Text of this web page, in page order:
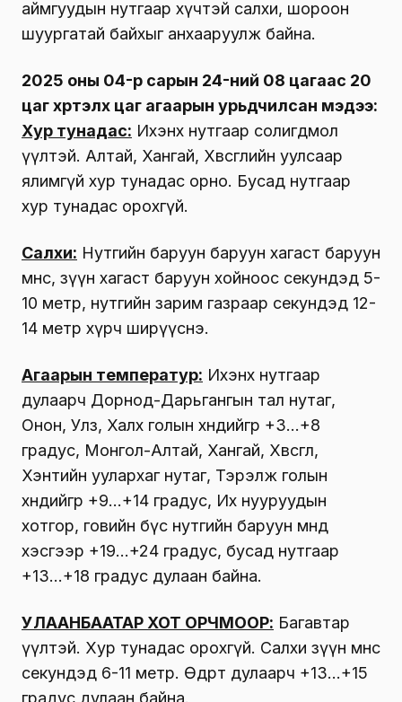
аймгуудын нутгаар хүчтэй салхи, шороон
шуургатай байхыг анхааруулж байна.
2025 оны 04-р сарын 24-ний 08 цагаас 20
цаг хүртэлх цаг агаарын урьдчилсан мэдээ:
Хур тунадас: Ихэнх нутгаар солигдмол
үүлтэй. Алтай, Хангай, Хөвсгөлийн уулсаар
ялимгүй хур тунадас орно. Бусад нутгаар
хур тунадас орохгүй.
Салхи: Нутгийн баруун баруун хагаст баруун
өмнөөс, зүүн хагаст баруун хойноос секундэд 5-
10 метр, нутгийн зарим газраар секундэд 12-
14 метр хүрч ширүүснэ.
Агаарын температур: Ихэнх нутгаар
дулаарч Дорнод-Дарьгангын тал нутаг,
Онон, Улз, Халх голын хөндийгөөр +3…+8
градус, Монгол-Алтай, Хангай, Хөвсгөл,
Хэнтийн уулархаг нутаг, Тэрэлж голын
хөндийгөөр +9…+14 градус, Их нууруудын
хотгор, говийн бүс нутгийн баруун өмнөд
хэсгээр +19…+24 градус, бусад нутгаар
+13…+18 градус дулаан байна.
УЛААНБААТАР ХОТ ОРЧМООР: Багавтар
үүлтэй. Хур тунадас орохгүй. Салхи зүүн өмнөөс
секундэд 6-11 метр. Өдөртөө дулаарч +13…+15
градус дулаан байна.